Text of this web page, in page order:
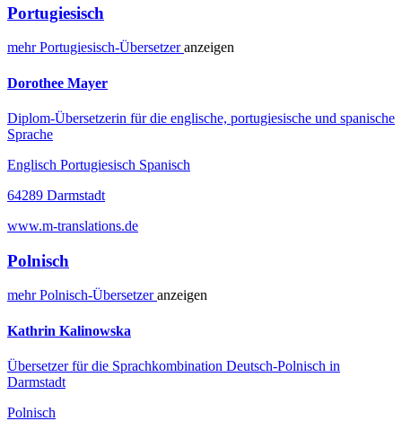
Portugiesisch
mehrPortugiesisch-Übersetzeranzeigen
Dorothee Mayer
Diplom-Übersetzerin für die englische, portugiesische und spanische
Sprache
Englisch Portugiesisch Spanisch
64289 Darmstadt
www.m-translations.de
Polnisch
mehrPolnisch-Übersetzeranzeigen
Kathrin Kalinowska
Übersetzer für die Sprachkombination Deutsch-Polnisch in
Darmstadt
Polnisch